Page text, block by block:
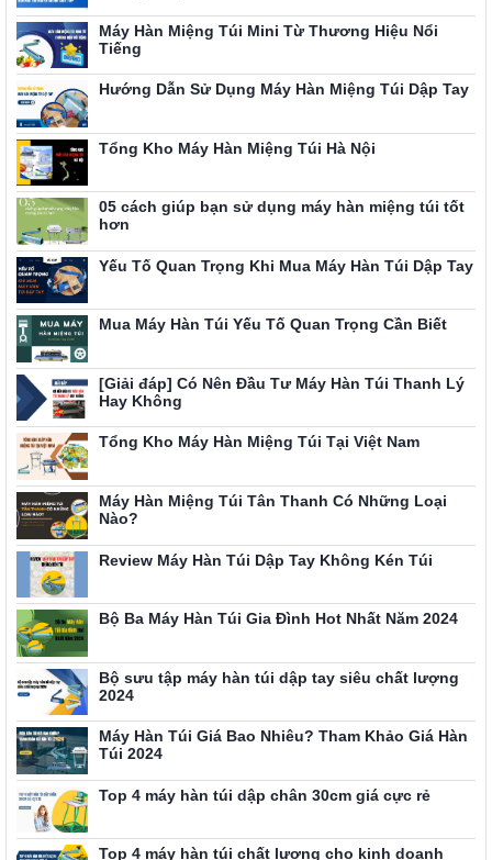
Máy Hàn Miệng Túi Mini Từ Thương Hiệu Nổi
Tiếng
Hướng Dẫn Sử Dụng Máy Hàn Miệng Túi Dập Tay
Tổng Kho Máy Hàn Miệng Túi Hà Nội
05 cách giúp bạn sử dụng máy hàn miệng túi tốt
hơn
Yếu Tố Quan Trọng Khi Mua Máy Hàn Túi Dập Tay
Mua Máy Hàn Túi Yếu Tố Quan Trọng Cần Biết
[Giải đáp] Có Nên Đầu Tư Máy Hàn Túi Thanh Lý
Hay Không
Tổng Kho Máy Hàn Miệng Túi Tại Việt Nam
Máy Hàn Miệng Túi Tân Thanh Có Những Loại
Nào?
Review Máy Hàn Túi Dập Tay Không Kén Túi
Bộ Ba Máy Hàn Túi Gia Đình Hot Nhất Năm 2024
Bộ sưu tập máy hàn túi dập tay siêu chất lượng
2024
Máy Hàn Túi Giá Bao Nhiêu? Tham Khảo Giá Hàn
Túi 2024
Top 4 máy hàn túi dập chân 30cm giá cực rẻ
Top 4 máy hàn túi chất lượng cho kinh doanh